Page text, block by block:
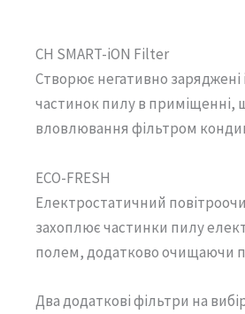
CH SMART-iON Filter
Створює негативно заряджені
частинок пилу в приміщенні,
вловлювання фільтром
ECO-FRESH
Електростатичний
захоплює частинки пилу
полем, додатково очищаючи
Два додаткові фільтри на